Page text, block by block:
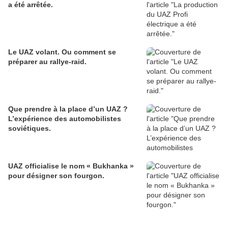
a été arrêtée.
Le UAZ volant. Ou comment se
préparer au rallye-raid.
Que prendre à la place d’un UAZ ?
L’expérience des automobilistes
soviétiques.
UAZ officialise le nom « Bukhanka »
pour désigner son fourgon.